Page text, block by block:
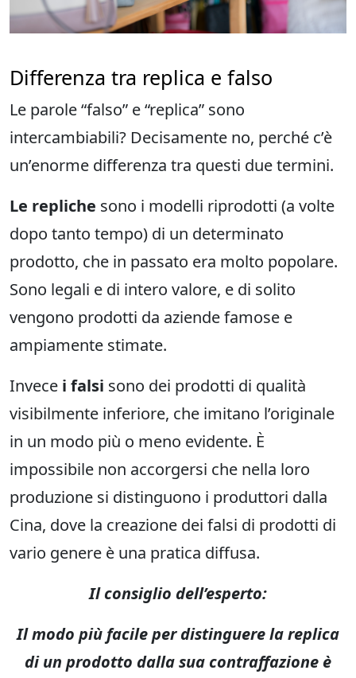
Differenza tra replica e falso
Le parole “falso” e “replica” sono
intercambiabili? Decisamente no, perché c’è
un’enorme differenza tra questi due termini.
Le repliche sono i modelli riprodotti (a volte
dopo tanto tempo) di un determinato
prodotto, che in passato era molto popolare.
Sono legali e di intero valore, e di solito
vengono prodotti da aziende famose e
ampiamente stimate.
Invece i falsi sono dei prodotti di qualità
visibilmente inferiore, che imitano l’originale
in un modo più o meno evidente. È
impossibile non accorgersi che nella loro
produzione si distinguono i produttori dalla
Cina, dove la creazione dei falsi di prodotti di
vario genere è una pratica diffusa.
Il consiglio dell’esperto:
Il modo più facile per distinguere la replica
di un prodotto dalla sua contraffazione è